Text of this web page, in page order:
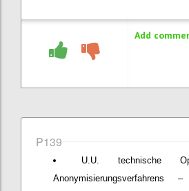
Add
P139
U.U. technische
Anonymisierungsverfahrens